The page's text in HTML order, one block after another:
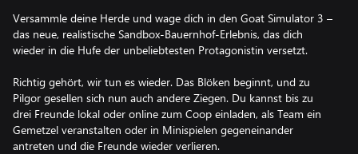
Versammle deine Herde und wage dich in den Goat Simulator 3 –
das neue, realistische Sandbox-Bauernhof-Erlebnis, das dich
wieder in die Hufe der unbeliebtesten Protagonistin versetzt.
Richtig gehört, wir tun es wieder. Das Blöken beginnt, und zu
Pilgor gesellen sich nun auch andere Ziegen. Du kannst bis zu
drei Freunde lokal oder online zum Coop einladen, als Team ein
Gemetzel veranstalten oder in Minispielen gegeneinander
antreten und die Freunde wieder verlieren.